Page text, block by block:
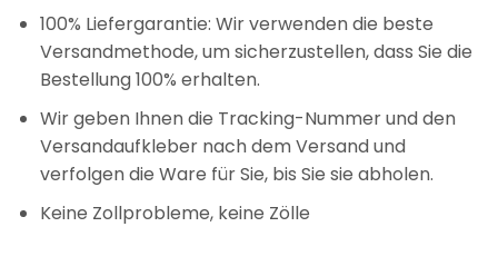
100% Liefergarantie: Wir verwenden die beste
Versandmethode, um sicherzustellen, dass Sie die
Bestellung 100% erhalten.
Wir geben Ihnen die Tracking-Nummer und den
Versandaufkleber nach dem Versand und
verfolgen die Ware für Sie, bis Sie sie abholen.
Keine Zollprobleme, keine Zölle